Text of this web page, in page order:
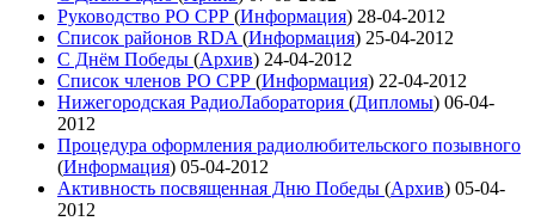
Руководство РО СРР (Информация) 28-04-2012
Список районов RDA (Информация) 25-04-2012
С Днём Победы (Архив) 24-04-2012
Список членов РО СРР (Информация) 22-04-2012
Нижегородская РадиоЛаборатория (Дипломы) 06-04-
2012
Процедура оформления радиолюбительского позывного
(Информация) 05-04-2012
Активность посвященная Дню Победы (Архив) 05-04-
2012